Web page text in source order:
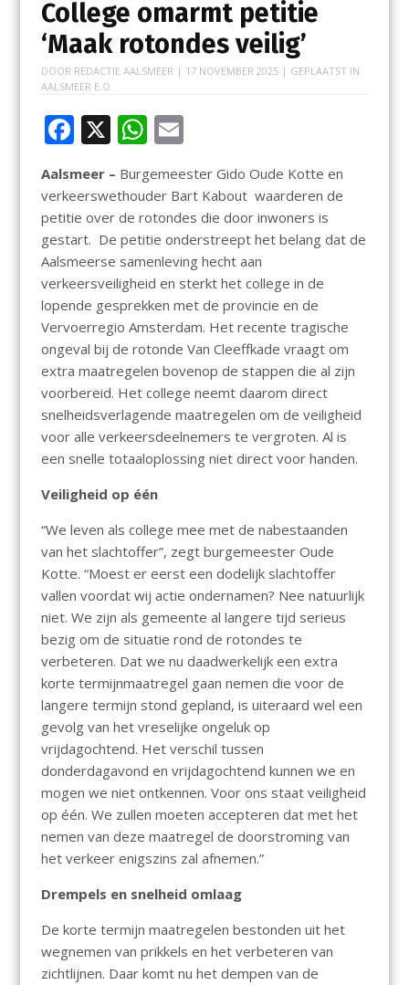
College omarmt petitie
‘Maak rotondes veilig’
DOOR REDACTIE AALSMEER | 17 NOVEMBER 2025| GEPLAATST IN
AALSMEER E.O.
F
e
b
o
o
k
X W
at
s
A
p
p
E
ai
l
Aalsmeer – Burgemeester Gido Oude Kotte en
verkeerswethouder Bart Kabout waarderen de
petitie over de rotondes die door inwoners is
gestart. De petitie onderstreept het belang dat de
Aalsmeerse samenleving hecht aan
verkeersveiligheid en sterkt het college in de
lopende gesprekken met de provincie en de
Vervoerregio Amsterdam. Het recente tragische
ongeval bij de rotonde Van Cleeffkade vraagt om
extra maatregelen bovenop de stappen die al zijn
voorbereid. Het college neemt daarom direct
snelheidsverlagende maatregelen om de veiligheid
voor alle verkeersdeelnemers te vergroten. Al is
een snelle totaaloplossing niet direct voor handen.
Veiligheid op één
“We leven als college mee met de nabestaanden
van het slachtoffer”, zegt burgemeester Oude
Kotte. “Moest er eerst een dodelijk slachtoffer
vallen voordat wij actie ondernamen? Nee natuurlijk
niet. We zijn als gemeente al langere tijd serieus
bezig om de situatie rond de rotondes te
verbeteren. Dat we nu daadwerkelijk een extra
korte termijnmaatregel gaan nemen die voor de
langere termijn stond gepland, is uiteraard wel een
gevolg van het vreselijke ongeluk op
vrijdagochtend. Het verschil tussen
donderdagavond en vrijdagochtend kunnen we en
mogen we niet ontkennen. Voor ons staat veiligheid
op één. We zullen moeten accepteren dat met het
nemen van deze maatregel de doorstroming van
het verkeer enigszins zal afnemen.”
Drempels en snelheid omlaag
De korte termijn maatregelen bestonden uit het
wegnemen van prikkels en het verbeteren van
zichtlijnen. Daar komt nu het dempen van de